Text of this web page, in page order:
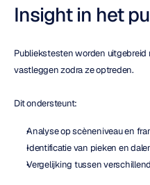
Insight in het
Publiekstesten worden
vastleggen zodra ze optreden.
Dit ondersteunt:
Analyse op scèneniveau en
Identificatie van pieken en
Vergelijking tussen